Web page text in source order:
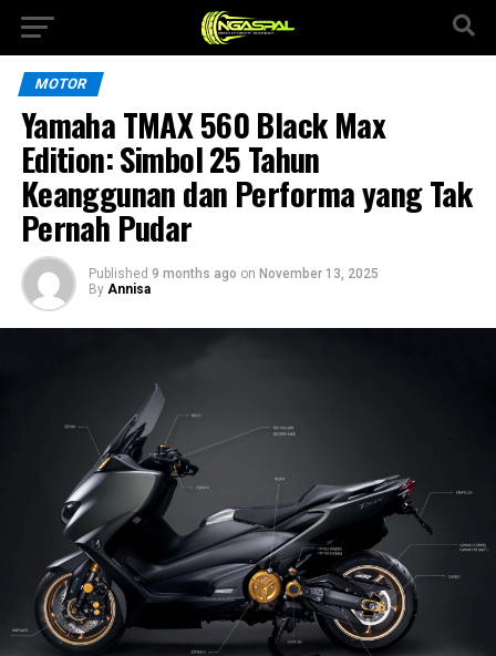
MOTOR
Yamaha TMAX 560 Black Max
Edition: Simbol 25 Tahun
Keanggunan dan Performa yang Tak
Pernah Pudar
Published 9 months ago on November 13, 2025
By Annisa